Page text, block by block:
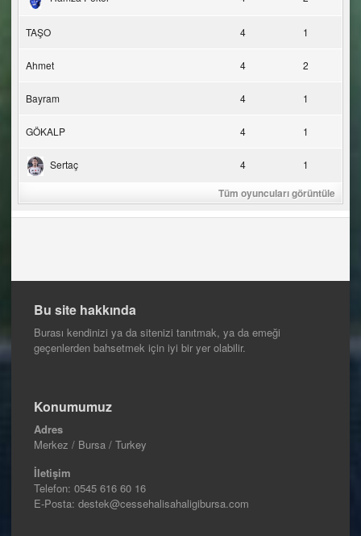
TAŞO 4 1
Ahmet 4 2
Bayram 4 1
GÖKALP 4 1
Sertaç 4 1
Tüm oyuncuları görüntüle
Bu site hakkında
Burası kendinizi ya da sitenizi tanıtmak, ya da emeği
geçenlerden bahsetmek için iyi bir yer olabilir.
Konumumuz
Adres
Merkez / Bursa / Turkey
İletişim
Telefon: 0545 616 60 16
E-Posta: destek@cessehalisahaligibursa.com